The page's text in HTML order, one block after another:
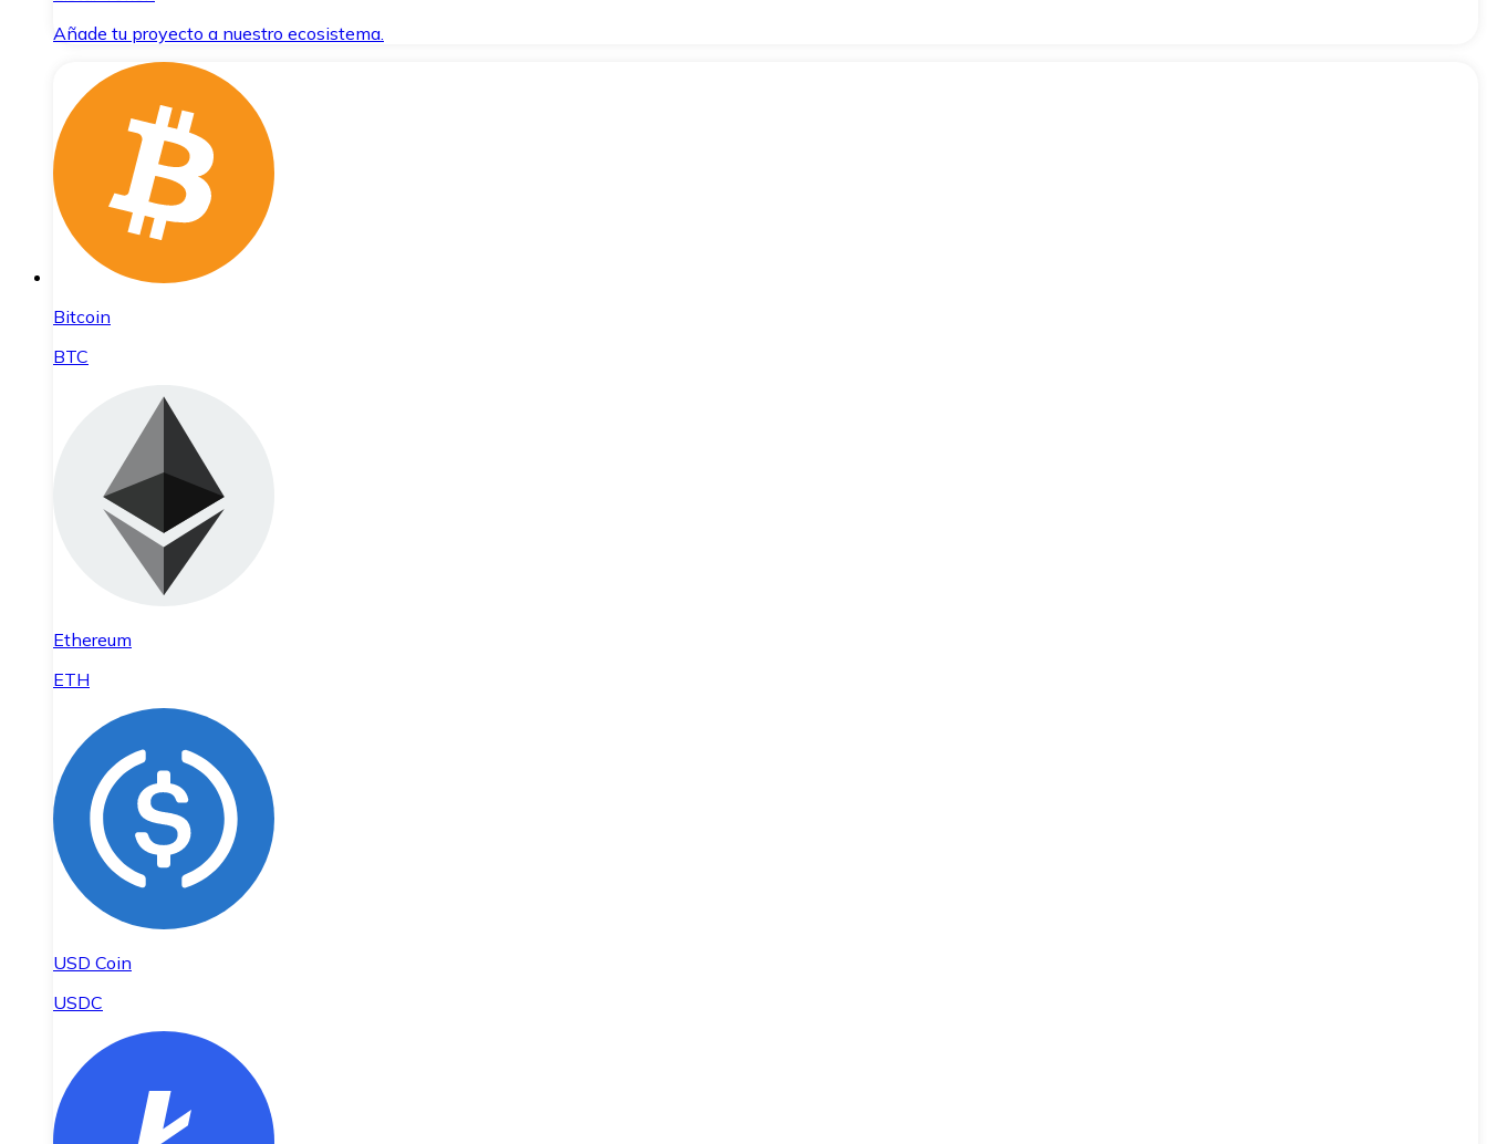
Añade tu proyecto a nuestro ecosistema.
Bitcoin
BTC
Ethereum
ETH
USD Coin
USDC